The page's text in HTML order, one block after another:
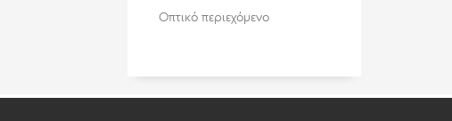
Οπτικό περιεχόμενο